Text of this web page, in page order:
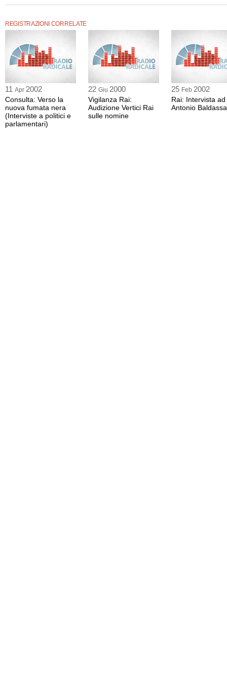
REGISTRAZIONI CORRELATE
11 Apr 2002
Consulta: Verso la
nuova fumata nera
(Interviste a politici e
parlamentari)
22 Giu 2000
Vigilanza Rai:
Audizione Vertici Rai
sulle nomine
25 Feb 2002
Rai: Intervista ad
Antonio